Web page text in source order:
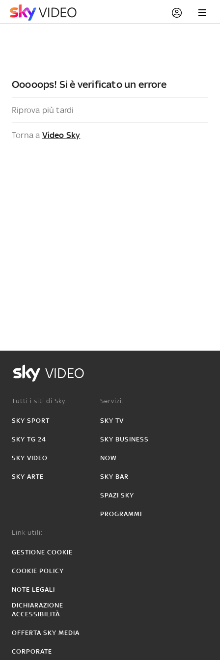
Ooooops! Si è verificato un errore
Riprova più tardi
Torna a Video Sky
VIDEO
Tutti i siti di Sky:
SKY SPORT
SKY TG 24
SKY VIDEO
SKY ARTE
Servizi:
SKY TV
SKY BUSINESS
NOW
SKY BAR
SPAZI SKY
PROGRAMMI
Link utili:
GESTIONE COOKIE
COOKIE POLICY
NOTE LEGALI
DICHIARAZIONE
ACCESSIBILITÀ
OFFERTA SKY MEDIA
CORPORATE